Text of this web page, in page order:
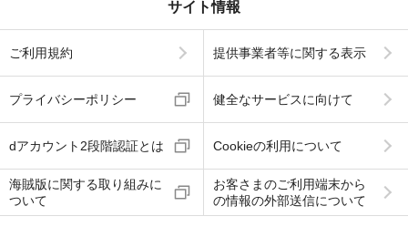
サイト情報
ご利用規約 提供事業者等に関する表示
プライバシーポリシー 健全なサービスに向けて
dアカウント2段階認証とは Cookieの利用について
海賊版に関する取り組みに
ついて
お客さまのご利用端末から
の情報の外部送信について